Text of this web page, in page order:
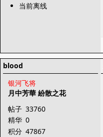
当前离线
blood
银河飞将
月中芳華 紛散之花
帖子 33760
精华 0
积分 47867